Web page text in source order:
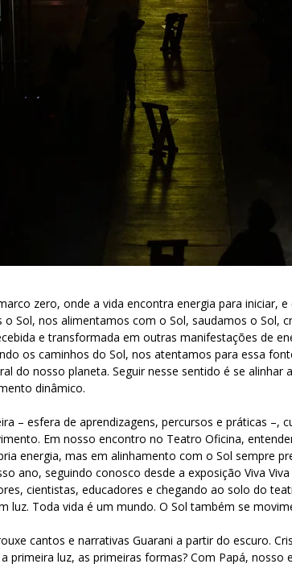
zero, onde a vida encontra energia para iniciar,
Sol, nos alimentamos com o Sol, saudamos o Sol,
e transformada em outras manifestações de
os caminhos do Sol, nos atentamos para essa
do nosso planeta. Seguir nesse sentido é se alinhar
dinâmico.
– esfera de aprendizagens, percursos e práticas –,
Em nosso encontro no Teatro Oficina,
energia, mas em alinhamento com o Sol sempre
ano, seguindo conosco desde a exposição Viva
cientistas, educadores e chegando ao solo do
luz. Toda vida é um mundo. O Sol também se
cantos e narrativas Guarani a partir do escuro.
primeira luz, as primeiras formas? Com Papá,